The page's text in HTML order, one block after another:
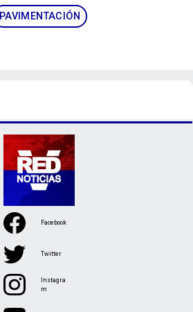
PAVIMENTACIÓN
Facebook
Twitter
Instagra
m